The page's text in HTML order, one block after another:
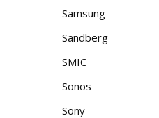
Samsung
Sandberg
SMIC
Sonos
Sony